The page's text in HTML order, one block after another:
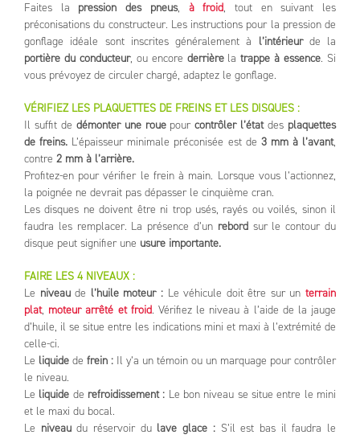
Faites la pression des pneus, à froid, tout en suivant les
préconisations du constructeur. Les instructions pour la pression de
gonflage idéale sont inscrites généralement à
l’intérieurde la
portière du conducteur, ou encore derrièrelatrappe à essence. Si
vous prévoyez de circuler chargé, adaptez le gonflage.
VÉRIFIEZ LES PLAQUETTES DE FREINS ET LES DISQUES :
Il suffit de démonter une rouepourcontrôler l’étatdes plaquettes
de freins. L’épaisseur minimale préconisée est de 3 mm à l’avant,
contre 2 mm à l’arrière.
Profitez-en pour vérifier le frein à main. Lorsque vous l’actionnez,
la poignée ne devrait pas dépasser le cinquième cran.
Les disques ne doivent être ni trop usés, rayés ou voilés, sinon il
faudra les remplacer. La présence d’un rebord sur le contour du
disque peut signifier une usure importante.
FAIRE LES 4 NIVEAUX :
Le niveaude l’huile moteur :Le véhicule doit être sur unterrain
plat, moteur arrêté et froid. Vérifiez le niveau à l’aide de la jauge
d’huile, il se situe entre les indications mini et maxi à l’extrémité de
celle-ci.
Le liquide de frein : Il y’a un témoin ou un marquage pour contrôler
le niveau.
Le liquide de refroidissement : Le bon niveau se situe entre le mini
et le maxi du bocal.
Le niveaudu réservoir dulave glace :S’il est bas il faudra le